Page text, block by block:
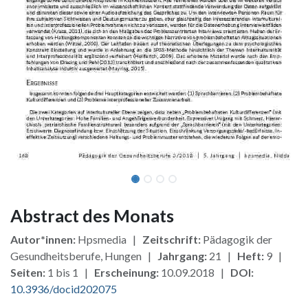
Abstract des Monats
Autor*innen: Hpsmedia | Zeitschrift: Pädagogik der
Gesundheitsberufe, Hungen | Jahrgang: 21 | Heft: 9 |
Seiten: 1 bis 1 | Erscheinung: 10.09.2018 | DOI:
10.3936/docid202075